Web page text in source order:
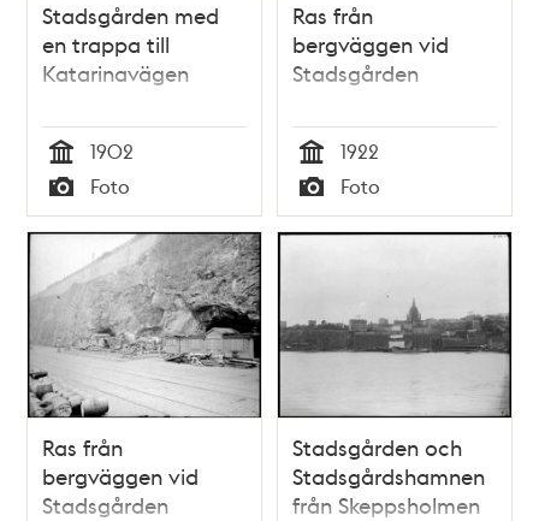
Stadsgården med
en trappa till
Katarinavägen
Tid
1902
Typ
Foto
Ras från
bergväggen vid
Stadsgården
Tid
1922
Typ
Foto
Ras från
bergväggen vid
Stadsgården
Stadsgården och
Stadsgårdshamnen
från Skeppsholmen